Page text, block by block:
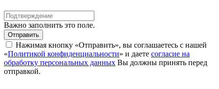
Важно заполнить это поле.
Отправить
Нажимая кнопку «Отправить», вы соглашаетесь с нашей
«Политикой конфиденциальности» и даете согласие на
обработку персональных данных Вы должны принять перед
отправкой.